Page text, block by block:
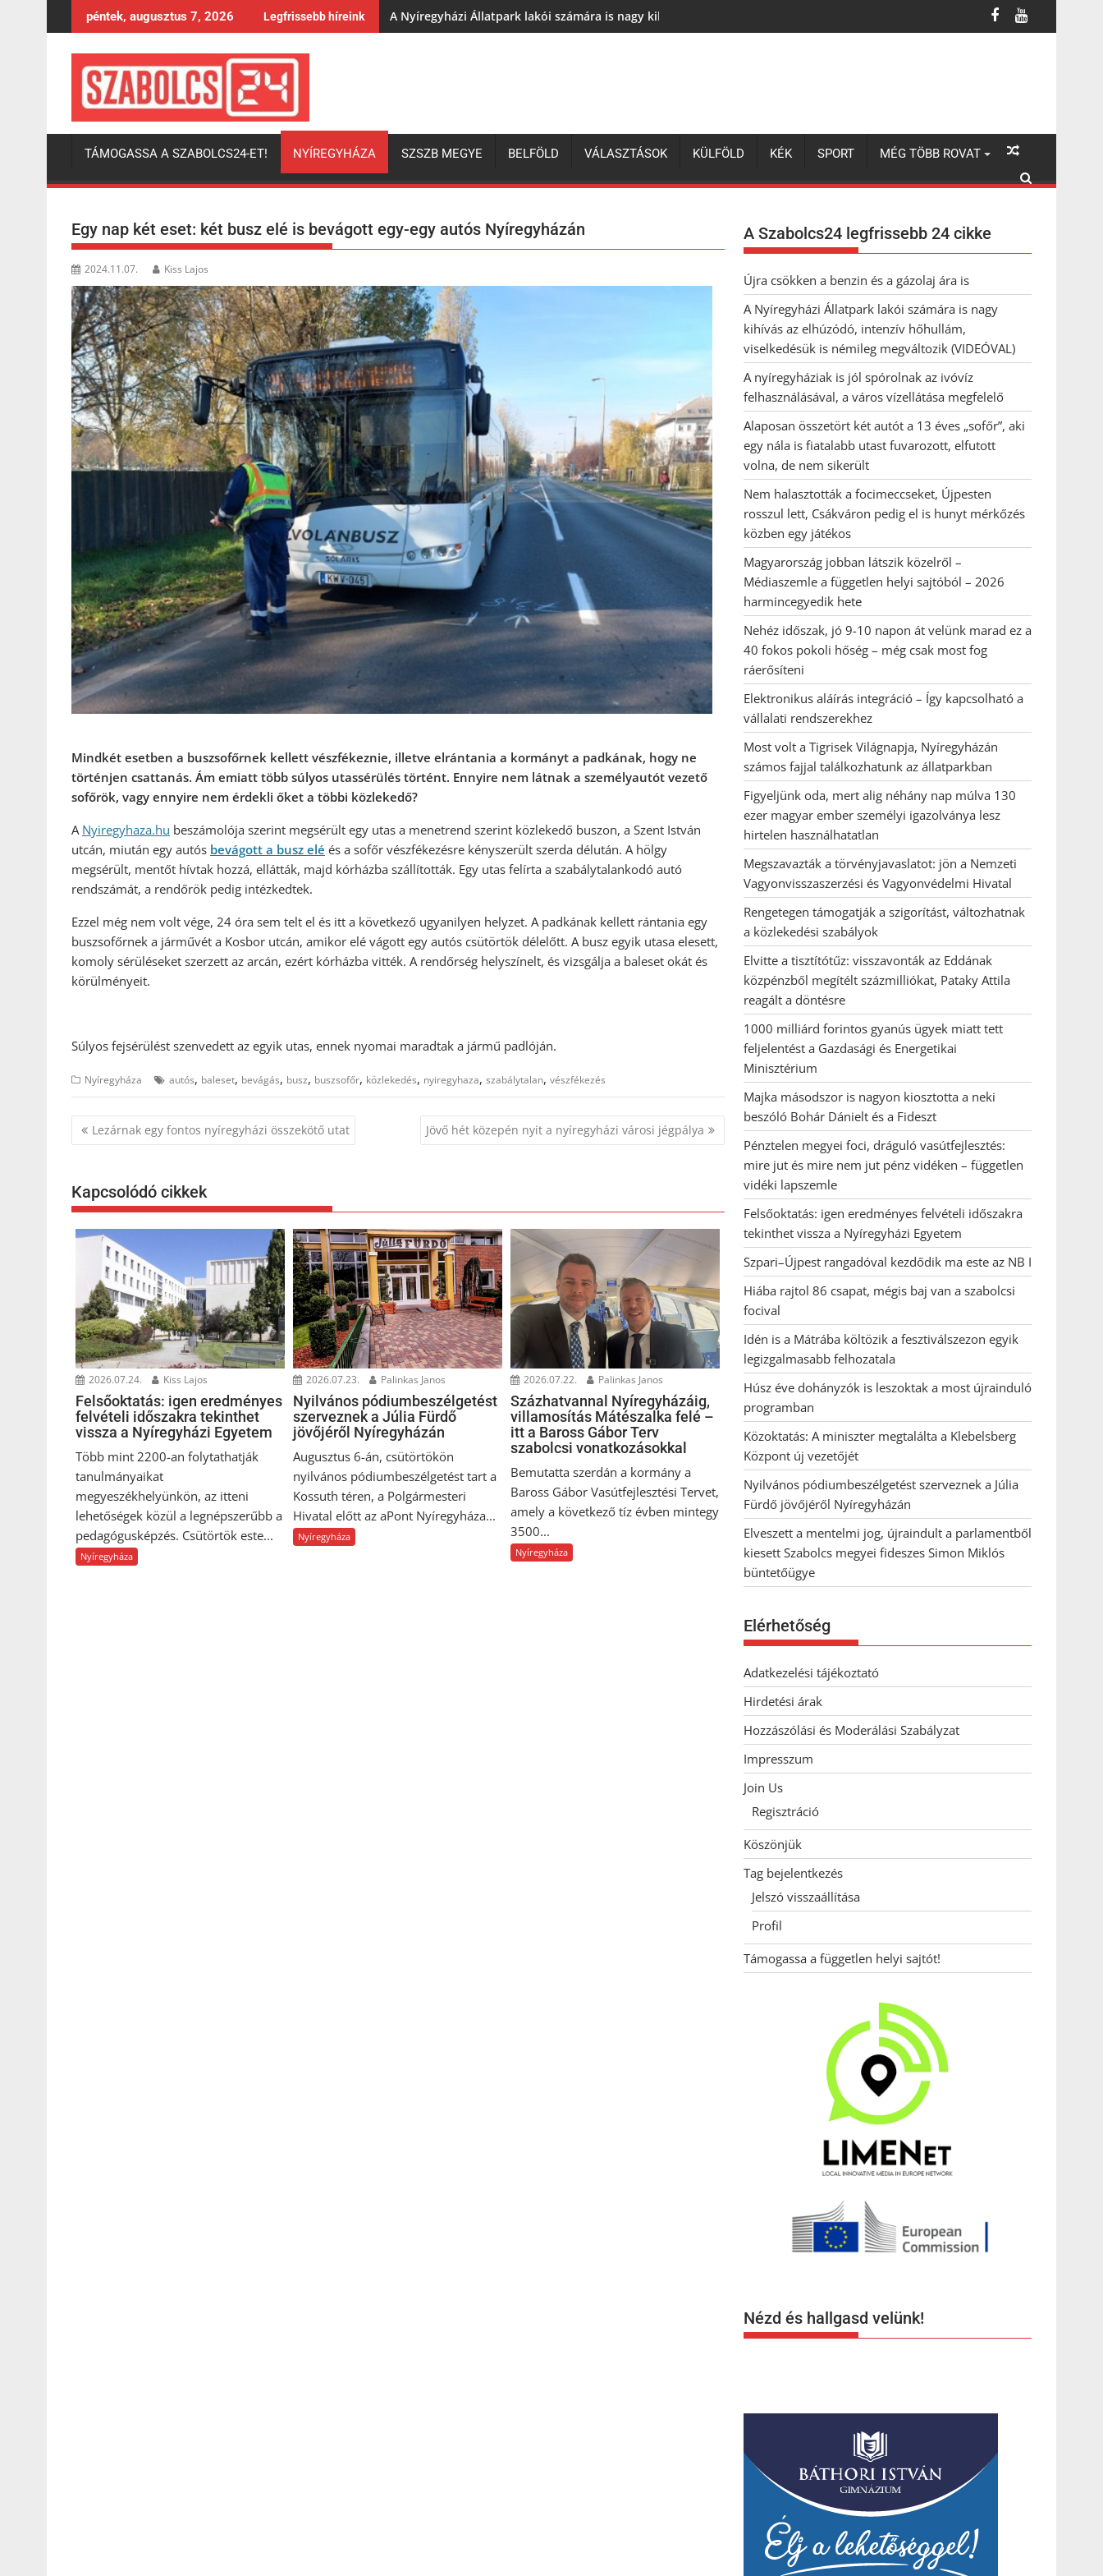
to
péntek, augusztus 7, 2026 Legfrissebb híreink A Nyíregyházi Állatpark lakói számára is nagy kihívás az elhúzódó, intenzív hőhullám, viselkedésük is némileg megváltozik
TÁMOGASSA A SZABOLCS24-ET! NYÍREGYHÁZA SZSZB MEGYE BELFÖLD VÁLASZTÁSOK KÜLFÖLD KÉK SPORT MÉG TÖBB ROVAT
Egy nap két eset: két busz elé is bevágott egy-egy autós Nyíregyházán
2024.11.07. Kiss Lajos
Mindkét esetben a buszsofőrnek kellett vészfékeznie, illetve elrántania a kormányt a padkának, hogy ne
történjen csattanás. Ám emiatt több súlyos utassérülés történt. Ennyire nem látnak a személyautót vezető
sofőrök, vagy ennyire nem érdekli őket a többi közlekedő?
A Nyiregyhaza.hu beszámolója szerint megsérült egy utas a menetrend szerint közlekedő buszon, a Szent István
utcán, miután egy autós bevágott a busz elé és a sofőr vészfékezésre kényszerült szerda délután. A hölgy
megsérült, mentőt hívtak hozzá, ellátták, majd kórházba szállították. Egy utas felírta a szabálytalankodó autó
rendszámát, a rendőrök pedig intézkedtek.
Ezzel még nem volt vége, 24 óra sem telt el és itt a következő ugyanilyen helyzet. A padkának kellett rántania egy
buszsofőrnek a járművét a Kosbor utcán, amikor elé vágott egy autós csütörtök délelőtt. A busz egyik utasa elesett,
komoly sérüléseket szerzett az arcán, ezért kórházba vitték. A rendőrség helyszínelt, és vizsgálja a baleset okát és
körülményeit.
Súlyos fejsérülést szenvedett az egyik utas, ennek nyomai maradtak a jármű padlóján.
Nyíregyháza autós, baleset, bevágás, busz, buszsofőr, közlekedés, nyiregyhaza, szabálytalan, vészfékezés
Bejegyzés
navigáció
Lezárnak egy fontos nyíregyházi összekötő utat Jövő hét közepén nyit a nyíregyházi városi jégpálya
Kapcsolódó cikkek
2026.07.24. Kiss Lajos
Felsőoktatás: igen eredményes
felvételi időszakra tekinthet
vissza a Nyíregyházi Egyetem
Több mint 2200-an folytathatják
tanulmányaikat
megyeszékhelyünkön, az itteni
lehetőségek közül a legnépszerűbb a
pedagógusképzés. Csütörtök este...
Nyíregyháza
2026.07.23. Palinkas Janos
Nyilvános pódiumbeszélgetést
szerveznek a Júlia Fürdő
jövőjéről Nyíregyházán
Augusztus 6-án, csütörtökön
nyilvános pódiumbeszélgetést tart a
Kossuth téren, a Polgármesteri
Hivatal előtt az aPont Nyíregyháza...
Nyíregyháza
2026.07.22. Palinkas Janos
Százhatvannal Nyíregyházáig,
villamosítás Mátészalka felé –
itt a Baross Gábor Terv
szabolcsi vonatkozásokkal
Bemutatta szerdán a kormány a
Baross Gábor Vasútfejlesztési Tervet,
amely a következő tíz évben mintegy
3500...
Nyíregyháza
A Szabolcs24 legfrissebb 24 cikke
Újra csökken a benzin és a gázolaj ára is
A Nyíregyházi Állatpark lakói számára is nagy
kihívás az elhúzódó, intenzív hőhullám,
viselkedésük is némileg megváltozik (VIDEÓVAL)
A nyíregyháziak is jól spórolnak az ivóvíz
felhasználásával, a város vízellátása megfelelő
Alaposan összetört két autót a 13 éves „sofőr”, aki
egy nála is fiatalabb utast fuvarozott, elfutott
volna, de nem sikerült
Nem halasztották a focimeccseket, Újpesten
rosszul lett, Csákváron pedig el is hunyt mérkőzés
közben egy játékos
Magyarország jobban látszik közelről –
Médiaszemle a független helyi sajtóból – 2026
harmincegyedik hete
Nehéz időszak, jó 9-10 napon át velünk marad ez a
40 fokos pokoli hőség – még csak most fog
ráerősíteni
Elektronikus aláírás integráció – Így kapcsolható a
vállalati rendszerekhez
Most volt a Tigrisek Világnapja, Nyíregyházán
számos fajjal találkozhatunk az állatparkban
Figyeljünk oda, mert alig néhány nap múlva 130
ezer magyar ember személyi igazolványa lesz
hirtelen használhatatlan
Megszavazták a törvényjavaslatot: jön a Nemzeti
Vagyonvisszaszerzési és Vagyonvédelmi Hivatal
Rengetegen támogatják a szigorítást, változhatnak
a közlekedési szabályok
Elvitte a tisztítótűz: visszavonták az Eddának
közpénzből megítélt százmilliókat, Pataky Attila
reagált a döntésre
1000 milliárd forintos gyanús ügyek miatt tett
feljelentést a Gazdasági és Energetikai
Minisztérium
Majka másodszor is nagyon kiosztotta a neki
beszóló Bohár Dánielt és a Fideszt
Pénztelen megyei foci, dráguló vasútfejlesztés:
mire jut és mire nem jut pénz vidéken – független
vidéki lapszemle
Felsőoktatás: igen eredményes felvételi időszakra
tekinthet vissza a Nyíregyházi Egyetem
Szpari–Újpest rangadóval kezdődik ma este az NB I
Hiába rajtol 86 csapat, mégis baj van a szabolcsi
focival
Idén is a Mátrába költözik a fesztiválszezon egyik
legizgalmasabb felhozatala
Húsz éve dohányzók is leszoktak a most újrainduló
programban
Közoktatás: A miniszter megtalálta a Klebelsberg
Központ új vezetőjét
Nyilvános pódiumbeszélgetést szerveznek a Júlia
Fürdő jövőjéről Nyíregyházán
Elveszett a mentelmi jog, újraindult a parlamentből
kiesett Szabolcs megyei fideszes Simon Miklós
büntetőügye
Elérhetőség
Adatkezelési tájékoztató
Hirdetési árak
Hozzászólási és Moderálási Szabályzat
Impresszum
Join Us
Regisztráció
Köszönjük
Tag bejelentkezés
Jelszó visszaállítása
Profil
Támogassa a független helyi sajtót!
Nézd és hallgasd velünk!